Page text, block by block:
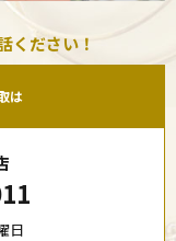
ください！
は
日